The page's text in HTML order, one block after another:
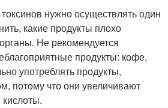
нужно осуществлять один
какие продукты плохо
Не рекомендуется
продукты: кофе,
употреблять продукты,
потому что они увеличивают